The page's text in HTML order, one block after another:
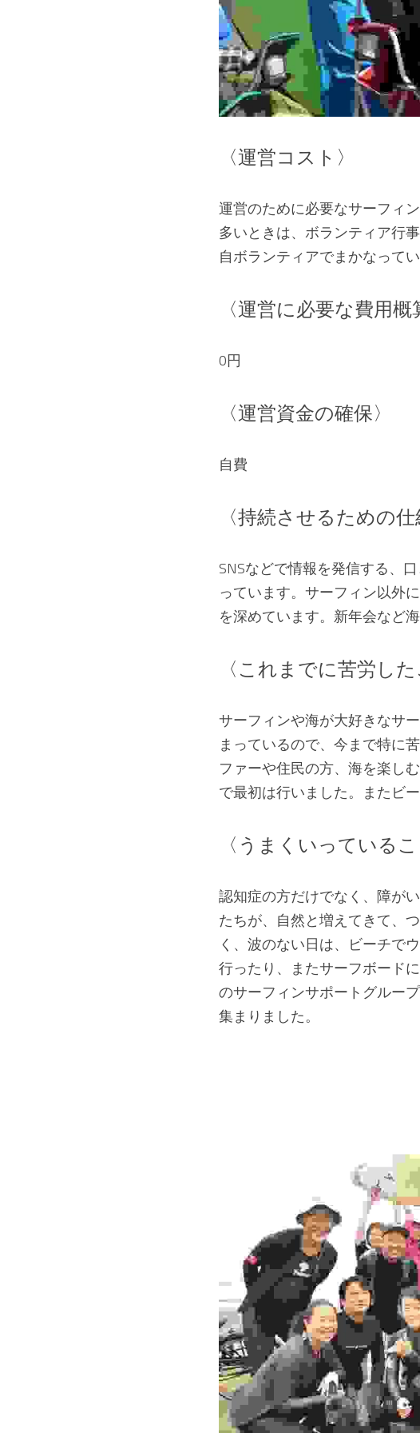
〈運営コスト〉
運営のために必要なサーフィ
多いときは、ボランティア行
自ボランティアでまかなってい
〈運営に必要な費用概
0円
〈運営資金の確保〉
自費
〈持続させるための
SNSなどで情報を発信する、
っています。サーフィン以外
を深めています。新年会など
〈これまでに苦労し
サーフィンや海が大好きなサ
まっているので、今まで特に
ファーや住民の方、海を楽し
で最初は行いました。またビ
〈うまくいっている
認知症の方だけでなく、障が
たちが、自然と増えてきて、
く、波のない日は、ビーチで
行ったり、またサーフボード
のサーフィンサポートグルー
集まりました。